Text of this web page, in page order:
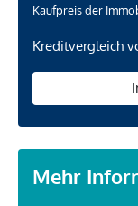
Kaufpreis der
Kreditvergleich
Mehr